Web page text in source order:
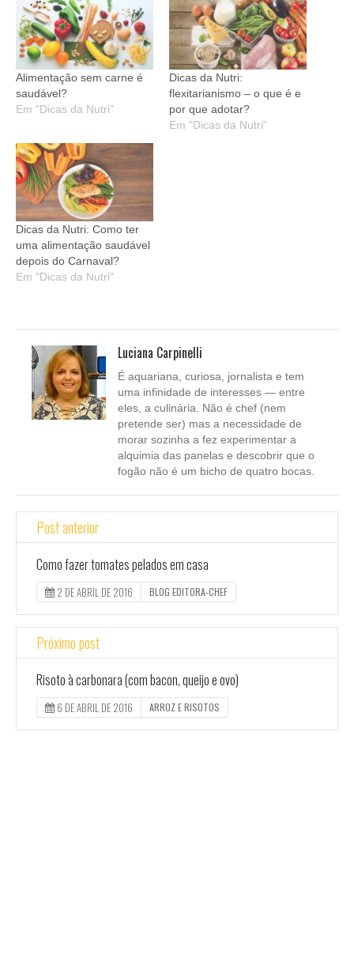
Alimentação sem carne é
saudável?
Em "Dicas da Nutri"
Dicas da Nutri:
flexitarianismo – o que é e
por que adotar?
Em "Dicas da Nutri"
Dicas da Nutri: Como ter
uma alimentação saudável
depois do Carnaval?
Em "Dicas da Nutri"
Luciana Carpinelli
É aquariana, curiosa, jornalista e tem
uma infinidade de interesses — entre
eles, a culinária. Não é chef (nem
pretende ser) mas a necessidade de
morar sozinha a fez experimentar a
alquimia das panelas e descobrir que o
fogão não é um bicho de quatro bocas.
Post anterior
Como fazer tomates pelados em casa
2 DE ABRIL DE 2016 BLOG EDITORA-CHEF
Próximo post
Risoto à carbonara (com bacon, queijo e ovo)
6 DE ABRIL DE 2016 ARROZ E RISOTOS